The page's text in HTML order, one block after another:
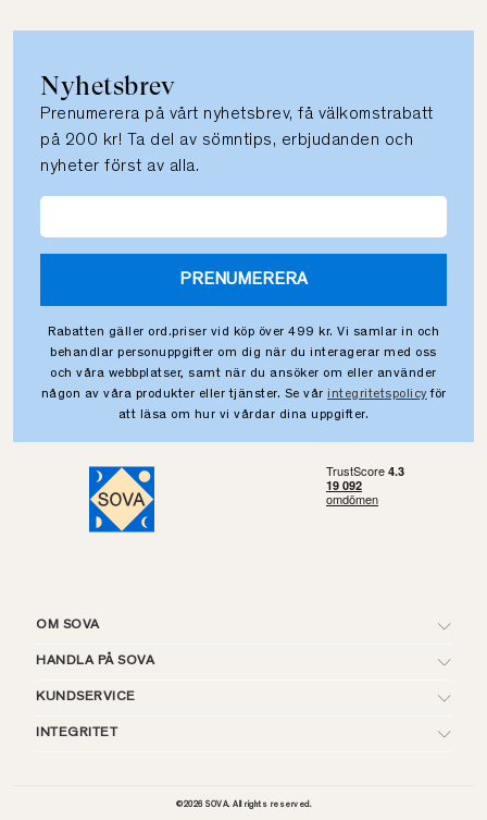
Nyhetsbrev
Prenumerera på vårt nyhetsbrev, få välkomstrabatt
på 200 kr! Ta del av sömntips, erbjudanden och
nyheter först av alla.
PRENUMERERA
Rabatten gäller ord.priser vid köp över 499 kr. Vi samlar in och
behandlar personuppgifter om dig när du interagerar med oss
och våra webbplatser, samt när du ansöker om eller använder
någon av våra produkter eller tjänster. Se vår integritetspolicy för
att läsa om hur vi vårdar dina uppgifter.
OM SOVA
HANDLA PÅ SOVA
KUNDSERVICE
INTEGRITET
©2026SOVA. All rights reserved.